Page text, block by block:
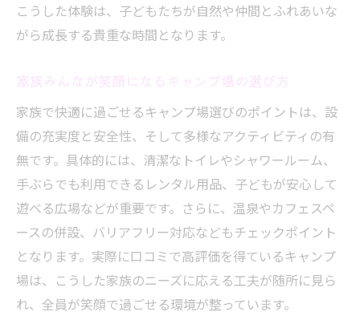
こうした体験は、子どもたちが自然や仲間とふれあいな
がら成長する貴重な時間となります。
家族で快適に過ごせるキャンプ場選びのポイントは、設
備の充実度と安全性、そして多様なアクティビティの有
無です。具体的には、清潔なトイレやシャワールーム、
手ぶらでも利用できるレンタル用品、子どもが安心して
遊べる広場などが重要です。さらに、温泉やカフェスペ
ースの併設、バリアフリー対応などもチェックポイント
となります。実際に口コミで高評価を得ているキャンプ
場は、こうした家族のニーズに応える工夫が随所に見ら
れ、全員が笑顔で過ごせる環境が整っています。